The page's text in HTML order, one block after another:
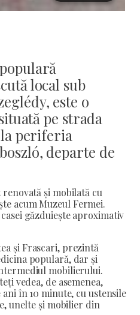
local sub
este o
pe strada
periferia
departe de
și mobilată cu
acum Muzeul Fermei.
găzduiește aproximativ
și Frascari, prezintă
populară, dar și
mobilierului.
vedea, de asemenea,
în 10 minute, cu ustensile
unelte și mobilier din